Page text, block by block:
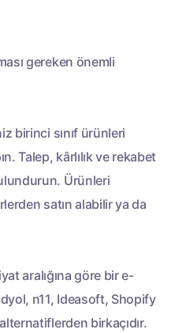
gereken önemli
birinci sınıf ürünleri
Talep, kârlılık ve rekabet
Ürünleri
satın alabilir ya da
aralığına göre bir e-
n11, Ideasoft, Shopify
birkaçıdır.